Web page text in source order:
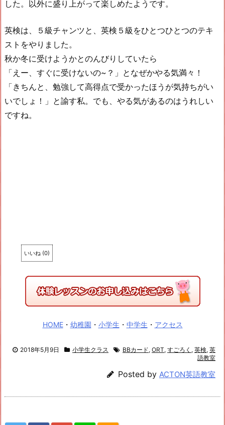
した。以外に盛り上がって楽しめたようです。
英検は、５級チャンツと、英検５級をひとつひとつのテキ
ストをやりました。
秋か冬に受けようかとのんびりしていたら
「えー、すぐに受けないの~？」となぜかやる気満々！
「きちんと、勉強して高得点で受かったほうが気持ちがい
いでしょ！」と諭す私。でも、やる気があるのはうれしい
ですね。
いいね (0)
HOME・ 幼稚園 ・ 小学生 ・ 中学生 ・ アクセス
2018年5月9日 小学生クラス BBカード, ORT, すごろく , 英検, 英
語教室
Posted by ACTON英語教室